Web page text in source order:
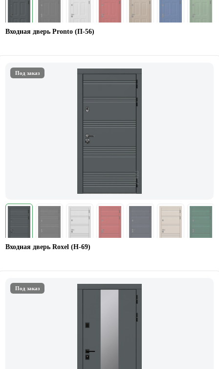
Входная дверь Pronto (П-56)
Под заказ
Входная дверь Roxel (Н-69)
Под заказ